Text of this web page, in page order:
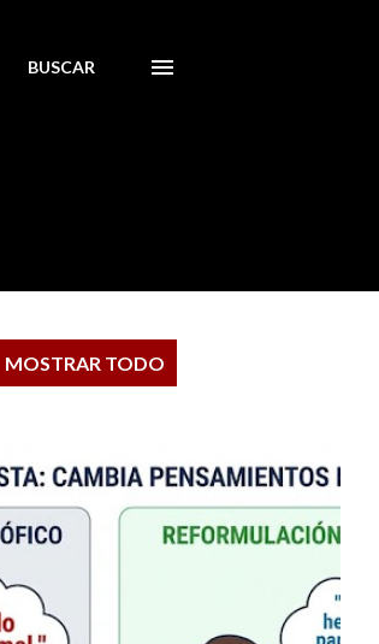
BUSCAR
MOSTRAR TODO